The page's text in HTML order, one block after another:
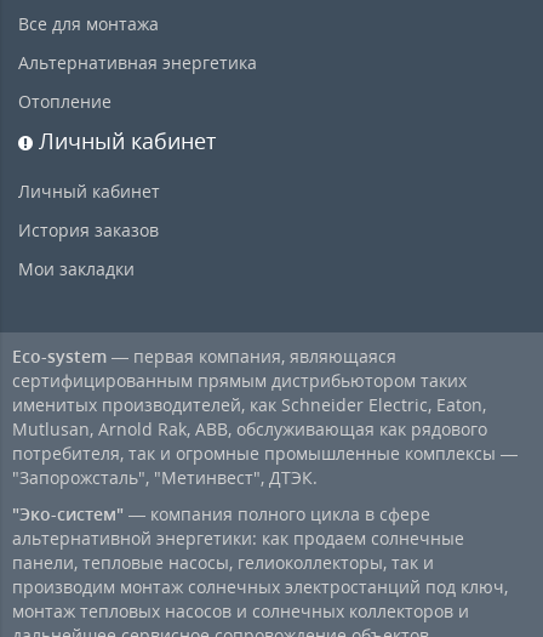
Все для монтажа
Альтернативная энергетика
Отопление
Личный кабинет
Личный кабинет
История заказов
Мои закладки
Eco-system — первая компания, являющаяся
сертифицированным прямым дистрибьютором таких
именитых производителей, как Schneider Electric, Eaton,
Mutlusan, Arnold Rak, ABB, обслуживающая как рядового
потребителя, так и огромные промышленные комплексы —
"Запорожсталь", "Метинвест", ДТЭК.
"Эко-систем" — компания полного цикла в сфере
альтернативной энергетики: как продаем солнечные
панели, тепловые насосы, гелиоколлекторы, так и
производим монтаж солнечных электростанций под ключ,
монтаж тепловых насосов и солнечных коллекторов и